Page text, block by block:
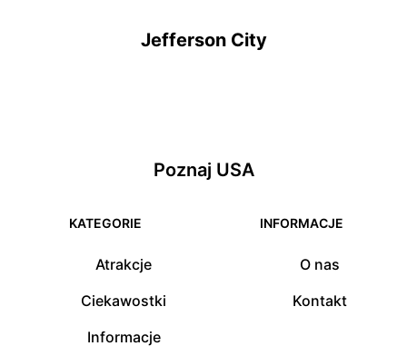
Jefferson City
Poznaj USA
KATEGORIE
Atrakcje
Ciekawostki
Informacje
INFORMACJE
O nas
Kontakt